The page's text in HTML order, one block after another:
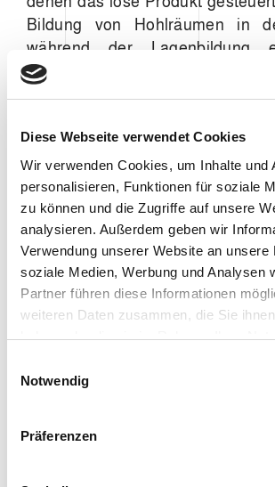
Diese Webseite verwendet Cookies
Wir verwenden Cookies, um Inhalte und
personalisieren, Funktionen für soziale
zu können und die Zugriffe auf unsere
analysieren. Außerdem geben wir
Verwendung unserer Website an unsere
soziale Medien, Werbung und Analysen
Partner führen diese Informationen
weiteren Daten zusammen, die Sie
haben oder die sie im Rahmen Ihrer
Notwendig
Präferenzen
Bildung von Hohlräumen in
während der Lagenbildung
verringert werden kann.
positioniertesSensorensystem
Flaschen in den Kanälen und
Lagenbildungsgeschwindigkeit
einer spezifischen Software.
Das Übertragen der Lage auf
erfolgt durchAbschieben
servogetriebenen Schieber in
ersten Flaschenreihe während
Abschiebephasen verhindert.